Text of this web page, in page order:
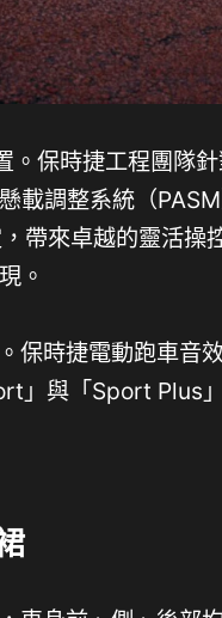
保時捷工程團隊
載調整系統（
帶來卓越的靈活操
。
保時捷電動跑車音
」與「Sport Plus